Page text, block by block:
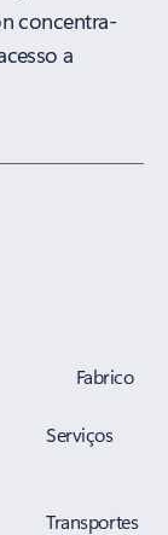
concentra-
a
Fabrico